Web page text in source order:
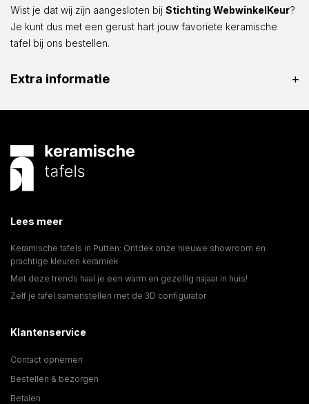
Wist je dat wij zijn aangesloten bij Stichting WebwinkelKeur?
Je kunt dus met een gerust hart jouw favoriete keramische
tafel bij ons bestellen.
Extra informatie
Lees meer
Keramische tafels in Putten: Ontdek onze nieuwe showroom en
prachtige kleuren keramiek
Met deze trends haal je een warm en gezellig najaar in huis!
Zelf je tafel samenstellen met de 3D configurator
Klantenservice
Contact opnemen
Bestellen & bezorgen
Betalen